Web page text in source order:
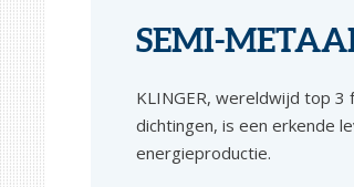
SEMI-
KLINGER, wereldwijd top 3
dichtingen, is een erkende
energieproductie.